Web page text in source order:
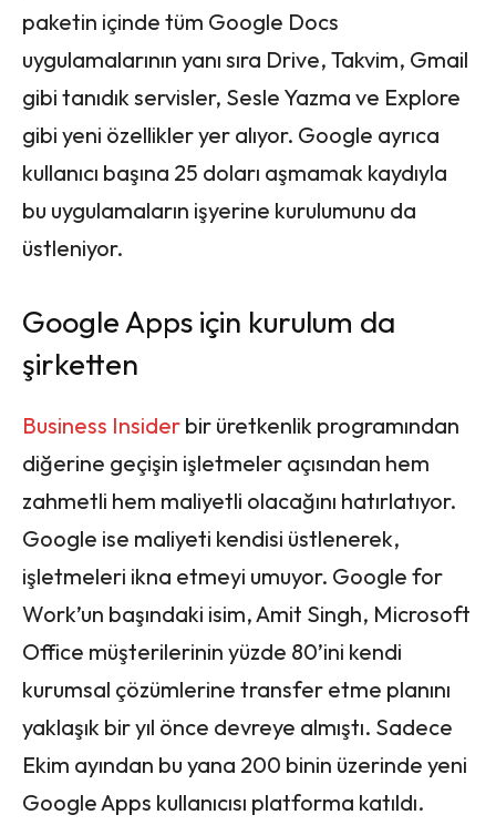
paketin içinde tüm Google Docs
uygulamalarının yanı sıra Drive, Takvim, Gmail
gibi tanıdık servisler, Sesle Yazma ve Explore
gibi yeni özellikler yer alıyor. Google ayrıca
kullanıcı başına 25 doları aşmamak kaydıyla
bu uygulamaların işyerine kurulumunu da
üstleniyor.
Google Apps için kurulum da
şirketten
Business Insider bir üretkenlik programından
diğerine geçişin işletmeler açısından hem
zahmetli hem maliyetli olacağını hatırlatıyor.
Google ise maliyeti kendisi üstlenerek,
işletmeleri ikna etmeyi umuyor. Google for
Work’un başındaki isim, Amit Singh, Microsoft
Office müşterilerinin yüzde 80’ini kendi
kurumsal çözümlerine transfer etme planını
yaklaşık bir yıl önce devreye almıştı. Sadece
Ekim ayından bu yana 200 binin üzerinde yeni
Google Apps kullanıcısı platforma katıldı.